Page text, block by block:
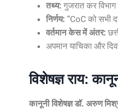
तथ्य: गुजरात कर विभाग
निर्णय: “CoC को सभी
वर्तमान केस में अंतर:
अपमान याचिका और
विशेषज्ञ राय:
कानूनी विशेषज्ञ डॉ. अरुण